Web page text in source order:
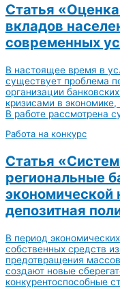
Статья
вкладов
современных
В настоящее время в
существует проблема
организации
кризисами в
В работе рассмотрена
Работа на конкурс
Статья
региональные
экономической
депозитная
В период
собственных средств
предотвращения
создают новые
конкурентоспособные